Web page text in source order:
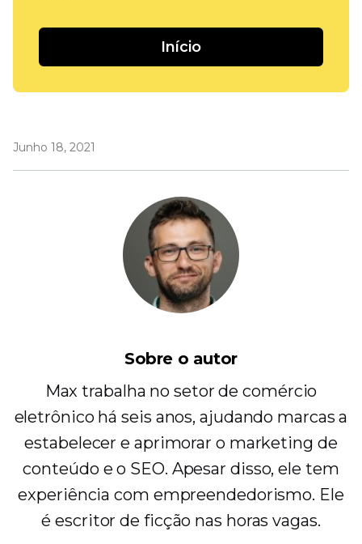
Início
Junho 18, 2021
Sobre o autor
Max trabalha no setor de comércio
eletrônico há seis anos, ajudando marcas a
estabelecer e aprimorar o marketing de
conteúdo e o SEO. Apesar disso, ele tem
experiência com empreendedorismo. Ele
é escritor de ficção nas horas vagas.